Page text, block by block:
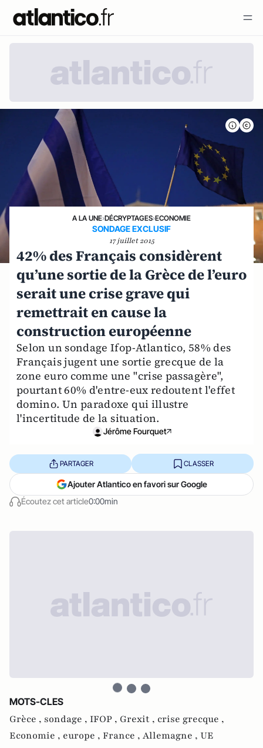
A LA UNE›DÉCRYPTAGES›ECONOMIE
SONDAGE EXCLUSIF
17 juillet 2015
42% des Français considèrent
qu’une sortie de la Grèce de l’euro
serait une crise grave qui
remettrait en cause la
construction européenne
Selon un sondage Ifop-Atlantico, 58% des
Français jugent une sortie grecque de la
zone euro comme une "crise passagère",
pourtant 60% d'entre-eux redoutent l'effet
domino. Un paradoxe qui illustre
l'incertitude de la situation.
Jérôme Fourquet
Écoutez cet article0:00min
PARTAGER CLASSER
Ajouter Atlantico en favori sur Google
MOTS-CLES
Grèce , sondage , IFOP , Grexit , crise grecque ,
Economie , europe , France , Allemagne , UE